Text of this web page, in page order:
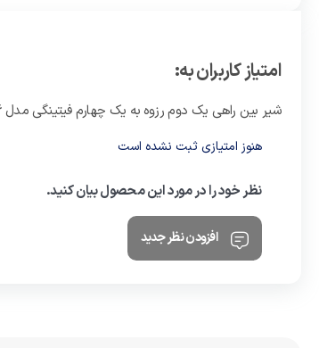
امتیاز کاربران به:
شیر بین راهی یک دوم رزوه به یک چهارم فیتینگی مدل WBV-06
هنوز امتیازی ثبت نشده است
نظر خود را در مورد این محصول بیان کنید.
افزودن نظر جدید